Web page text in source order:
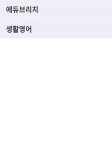
KoreaDailyUs
에듀브리지